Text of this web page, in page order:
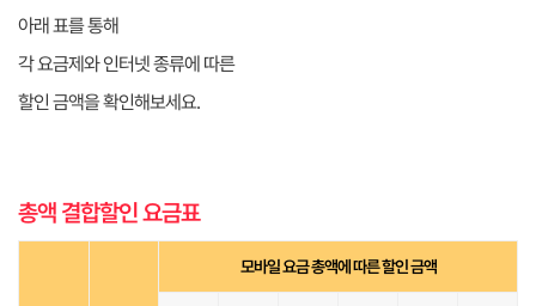
아래 표를 통해
각 요금제와 인터넷 종류에 따른
할인 금액을 확인해보세요.
총액 결합할인 요금표
모바일 요금 총액에 따른 할인 금액